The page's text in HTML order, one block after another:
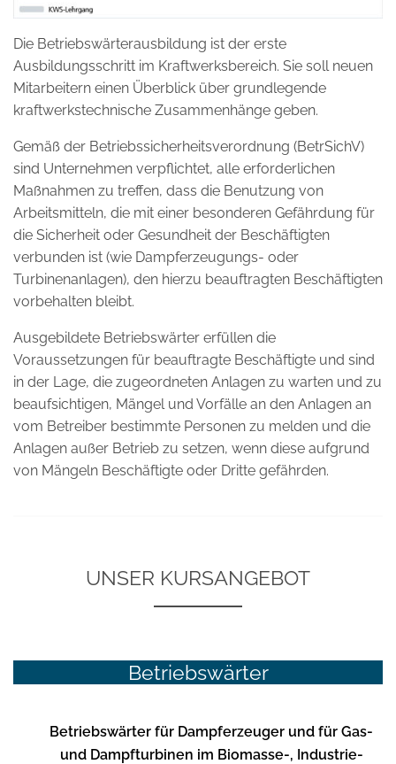
Die Betriebswärterausbildung ist der erste
Ausbildungsschritt im Kraftwerksbereich. Sie soll neuen
Mitarbeitern einen Überblick über grundlegende
kraftwerkstechnische Zusammenhänge geben.
Gemäß der Betriebssicherheitsverordnung (BetrSichV)
sind Unternehmen verpflichtet, alle erforderlichen
Maßnahmen zu treffen, dass die Benutzung von
Arbeitsmitteln, die mit einer besonderen Gefährdung für
die Sicherheit oder Gesundheit der Beschäftigten
verbunden ist (wie Dampferzeugungs- oder
Turbinenanlagen), den hierzu beauftragten Beschäftigten
vorbehalten bleibt.
Ausgebildete Betriebswärter erfüllen die
Voraussetzungen für beauftragte Beschäftigte und sind
in der Lage, die zugeordneten Anlagen zu warten und zu
beaufsichtigen, Mängel und Vorfälle an den Anlagen an
vom Betreiber bestimmte Personen zu melden und die
Anlagen außer Betrieb zu setzen, wenn diese aufgrund
von Mängeln Beschäftigte oder Dritte gefährden.
UNSER KURSANGEBOT
Betriebswärter
Betriebswärter für Dampferzeuger und für Gas-
und Dampfturbinen im Biomasse-, Industrie-